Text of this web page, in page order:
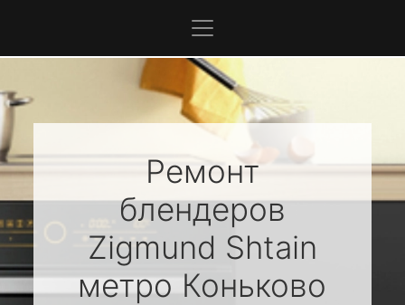
Ремонт
блендеров
Zigmund Shtain
метро Коньково